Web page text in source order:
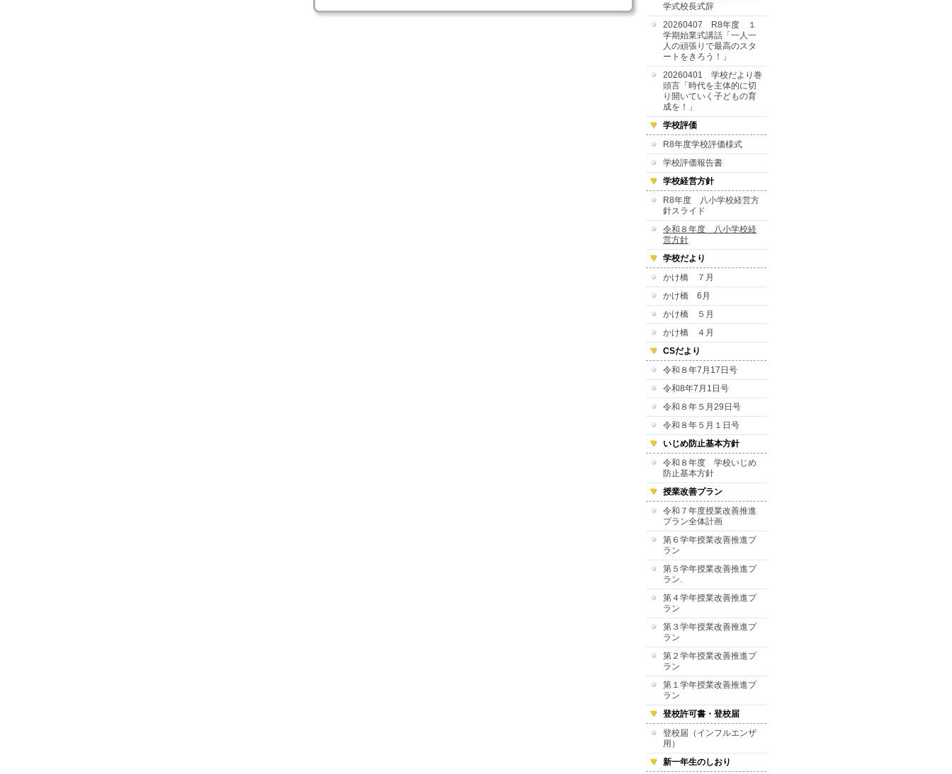
学式校長式辞
20260407 R8年度 １
学期始業式講話「一人一
人の頑張りで最高のスタ
ートをきろう！」
20260401 学校だより巻
頭言「時代を主体的に切
り開いていく子どもの育
成を！」
学校評価
R8年度学校評価様式
学校評価報告書
学校経営方針
R8年度 八小学校経営方
針スライド
令和８年度 八小学校経
営方針
学校だより
かけ橋 ７月
かけ橋 6月
かけ橋 ５月
かけ橋 ４月
CSだより
令和８年7月17日号
令和8年7月1日号
令和８年５月29日号
令和８年５月１日号
いじめ防止基本方針
令和８年度 学校いじめ
防止基本方針
授業改善プラン
令和７年度授業改善推進
プラン全体計画
第６学年授業改善推進プ
ラン
第５学年授業改善推進プ
ラン.
第４学年授業改善推進プ
ラン
第３学年授業改善推進プ
ラン
第２学年授業改善推進プ
ラン
第１学年授業改善推進プ
ラン
登校許可書・登校届
登校届（インフルエンザ
用）
新一年生のしおり